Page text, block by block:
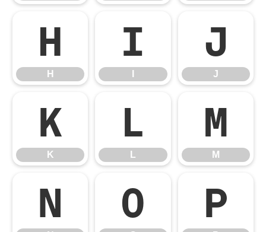
H
H
I J
J
K
K
L
L
M
M
N O P